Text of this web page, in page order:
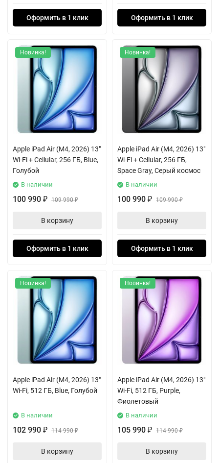
Оформить в 1 клик Оформить в 1 клик
Новинка!
Apple iPad Air (M4, 2026) 13"
Wi-Fi + Cellular, 256 ГБ, Blue,
Голубой
В наличии
100 990 ₽ 109 990₽
В корзину
Оформить в 1 клик
Новинка!
Apple iPad Air (M4, 2026) 13"
Wi-Fi + Cellular, 256 ГБ,
Space Gray, Серый космос
В наличии
100 990 ₽ 109 990₽
В корзину
Оформить в 1 клик
Новинка!
Apple iPad Air (M4, 2026) 13"
Wi-Fi, 512 ГБ, Blue, Голубой
В наличии
102 990 ₽ 114 990₽
В корзину
Новинка!
Apple iPad Air (M4, 2026) 13"
Wi-Fi, 512 ГБ, Purple,
Фиолетовый
В наличии
105 990 ₽ 114 990₽
В корзину